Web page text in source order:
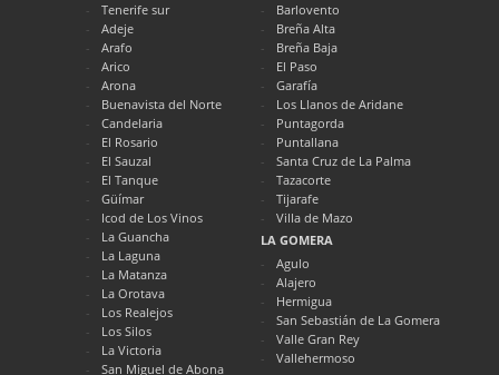
Tenerife sur
Adeje
Arafo
Arico
Arona
Buenavista del Norte
Candelaria
El Rosario
El Sauzal
El Tanque
Güímar
Icod de Los Vinos
La Guancha
La Laguna
La Matanza
La Orotava
Los Realejos
Los Silos
La Victoria
San Miguel de Abona
Barlovento
Breña Alta
Breña Baja
El Paso
Garafía
Los Llanos de Aridane
Puntagorda
Puntallana
Santa Cruz de La Palma
Tazacorte
Tijarafe
Villa de Mazo
LA GOMERA
Agulo
Alajero
Hermigua
San Sebastián de La Gomera
Valle Gran Rey
Vallehermoso